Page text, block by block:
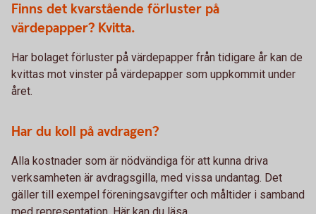
Finns det kvarstående förluster på
värdepapper? Kvitta.
Har bolaget förluster på värdepapper från tidigare år kan de
kvittas mot vinster på värdepapper som uppkommit under
året.
Har du koll på avdragen?
Alla kostnader som är nödvändiga för att kunna driva
verksamheten är avdragsgilla, med vissa undantag. Det
gäller till exempel föreningsavgifter och måltider i samband